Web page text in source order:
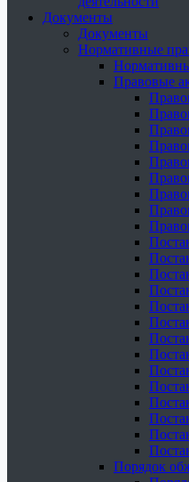
Документы
Документы
Нормативные
Правовые
Порядок